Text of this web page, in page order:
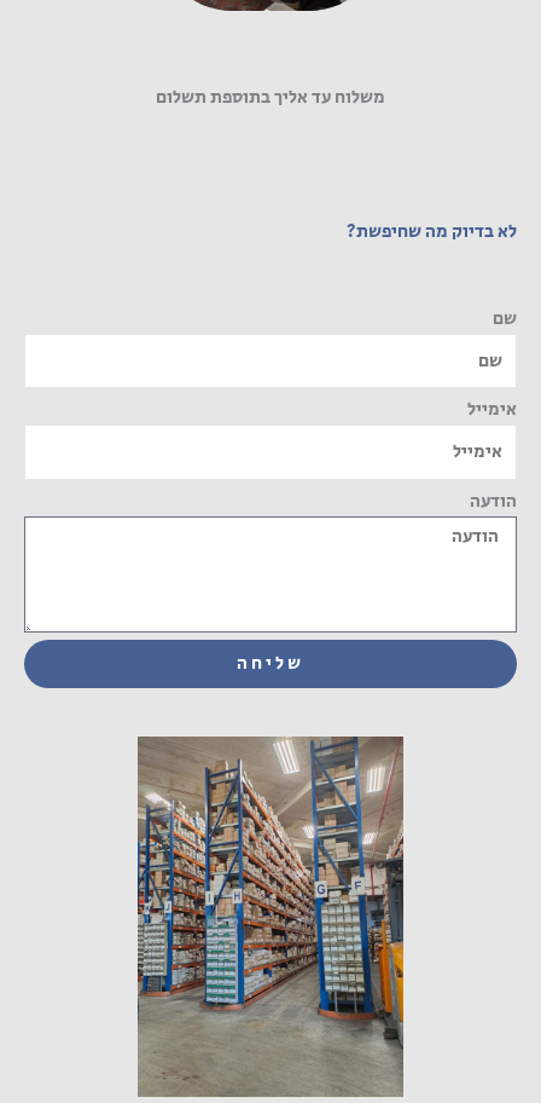
משלוח עד אליך בתוספת תשלום
לא בדיוק מה שחיפשת?
שם
אימייל
הודעה
שליחה